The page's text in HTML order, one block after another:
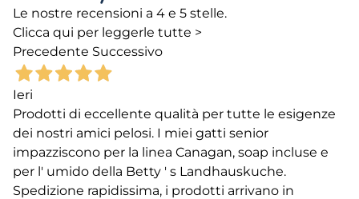
Le nostre recensioni a 4 e 5 stelle.
Clicca qui per leggerle tutte >
Precedente Successivo
Ieri
Prodotti di eccellente qualità per tutte le esigenze
dei nostri amici pelosi. I miei gatti senior
impazziscono per la linea Canagan, soap incluse e
per l' umido della Betty ' s Landhauskuche.
Spedizione rapidissima, i prodotti arrivano in